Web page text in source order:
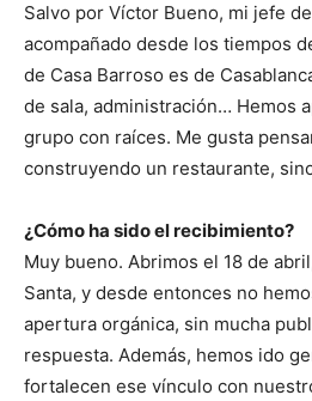
Salvo por Víctor Bueno, mi jefe
acompañado desde los tiempos
de Casa Barroso es de
de sala, administración… Hemos
grupo con raíces. Me gusta
construyendo un restaurante,
¿Cómo ha sido el recibimiento?
Muy bueno. Abrimos el 18 de
Santa, y desde entonces no
apertura orgánica, sin mucha
respuesta. Además, hemos ido
fortalecen ese vínculo con